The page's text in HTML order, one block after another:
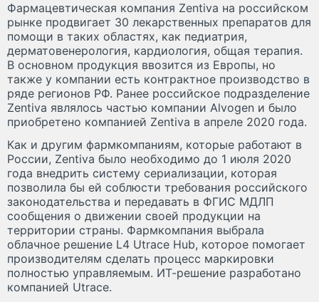
Фармацевтическая компания Zentiva на российском
рынке продвигает 30 лекарственных препаратов для
помощи в таких областях, как педиатрия,
дерматовенерология, кардиология, общая терапия.
В основном продукция ввозится из Европы, но
также у компании есть контрактное производство в
ряде регионов РФ. Ранее российское подразделение
Zentiva являлось частью компании Alvogen и было
приобретено компанией Zentiva в апреле 2020 года.
Как и другим фармкомпаниям, которые работают в
России, Zentiva было необходимо до 1 июля 2020
года внедрить систему сериализации, которая
позволила бы ей соблюсти требования российского
законодательства и передавать в ФГИС МДЛП
сообщения о движении своей продукции на
территории страны. Фармкомпания выбрала
облачное решение L4 Utrace Hub, которое помогает
производителям сделать процесс маркировки
полностью управляемым. ИТ-решение разработано
компанией Utrace.